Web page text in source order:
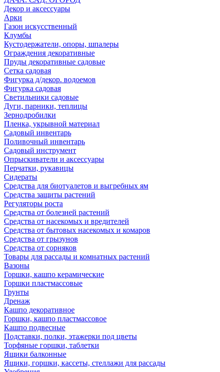
Декор и аксессуары
Арки
Газон искусственный
Клумбы
Кустодержатели, опоры, шпалеры
Ограждения декоративные
Пруды декоративные садовые
Сетка садовая
Фигурка д/декор. водоемов
Фигурка садовая
Светильники садовые
Дуги, парники, теплицы
Зернодробилки
Пленка, укрывной материал
Садовый инвентарь
Поливочный инвентарь
Садовый инструмент
Опрыскиватели и аксессуары
Перчатки, рукавицы
Сидераты
Средства для биотуалетов и выгребных ям
Средства защиты растений
Регуляторы роста
Средства от болезней растений
Средства от насекомых и вредителей
Средства от бытовых насекомых и комаров
Средства от грызунов
Средства от сорняков
Товары для рассады и комнатных растений
Вазоны
Горшки, кашпо керамические
Горшки пластмассовые
Грунты
Дренаж
Кашпо декоративное
Горшки, кашпо пластмассовое
Кашпо подвесные
Подставки, полки, этажерки под цветы
Торфяные горшки, таблетки
Ящики балконные
Ящики, горшки, кассеты, стеллажи для рассады